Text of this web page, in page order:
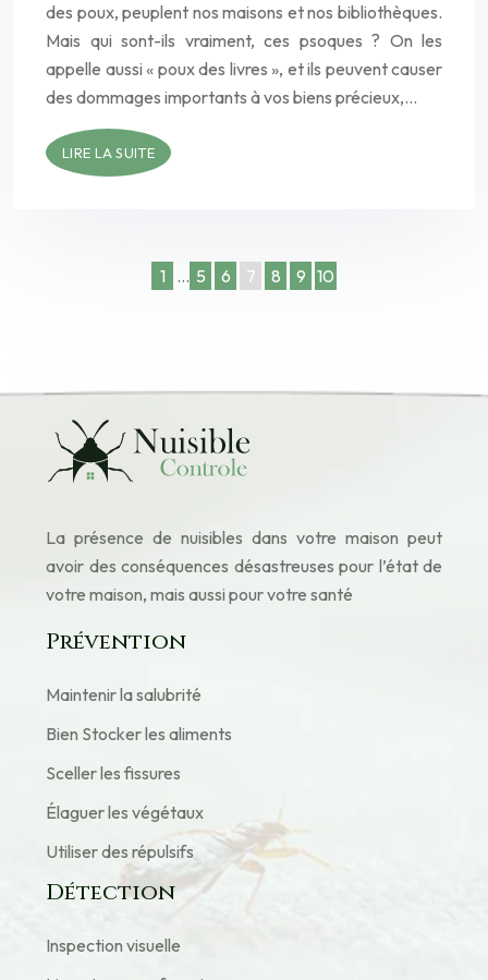
des poux, peuplent nos maisons et nos bibliothèques.
Mais qui sont-ils vraiment, ces psoques ? On les
appelle aussi « poux des livres », et ils peuvent causer
des dommages importants à vos biens précieux,…
LIRE LA SUITE
1 … 5 6 7 8 9 10
La présence de nuisibles dans votre maison peut
avoir des conséquences désastreuses pour l’état de
votre maison, mais aussi pour votre santé
Prévention
Maintenir la salubrité
Bien Stocker les aliments
Sceller les fissures
Élaguer les végétaux
Utiliser des répulsifs
Détection
Inspection visuelle